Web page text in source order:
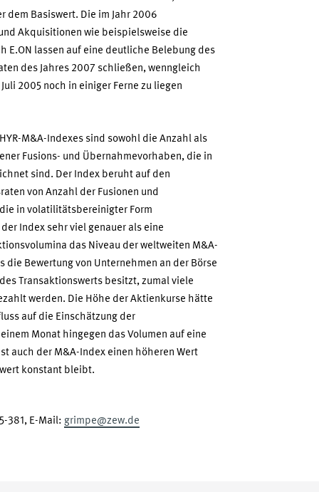
dem Basiswert. Die im Jahr 2006
Akquisitionen wie beispielsweise die
E.ON lassen auf eine deutliche Belebung des
des Jahres 2007 schließen, wenngleich
2005 noch in einiger Ferne zu liegen
M&A-Indexes sind sowohl die Anzahl als
Fusions- und Übernahmevorhaben, die in
sind. Der Index beruht auf den
von Anzahl der Fusionen und
in volatilitätsbereinigter Form
Index sehr viel genauer als eine
das Niveau der weltweiten M&A-
Bewertung von Unternehmen an der Börse
Transaktionswerts besitzt, zumal viele
werden. Die Höhe der Aktienkurse hätte
auf die Einschätzung der
Monat hingegen das Volumen auf eine
auch der M&A-Index einen höheren Wert
konstant bleibt.
381, E-Mail: grimpe@zew.de